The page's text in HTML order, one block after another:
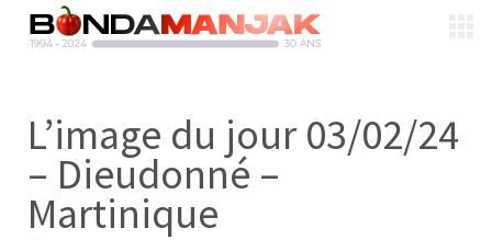
L’image du jour 03/02/24
– Dieudonné –
Martinique